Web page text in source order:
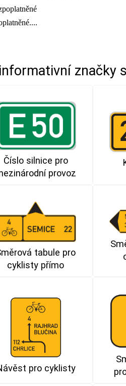
informativní značky
Číslo silnice pro
provoz
tabule pro
cyklisty přímo
pro cyklisty